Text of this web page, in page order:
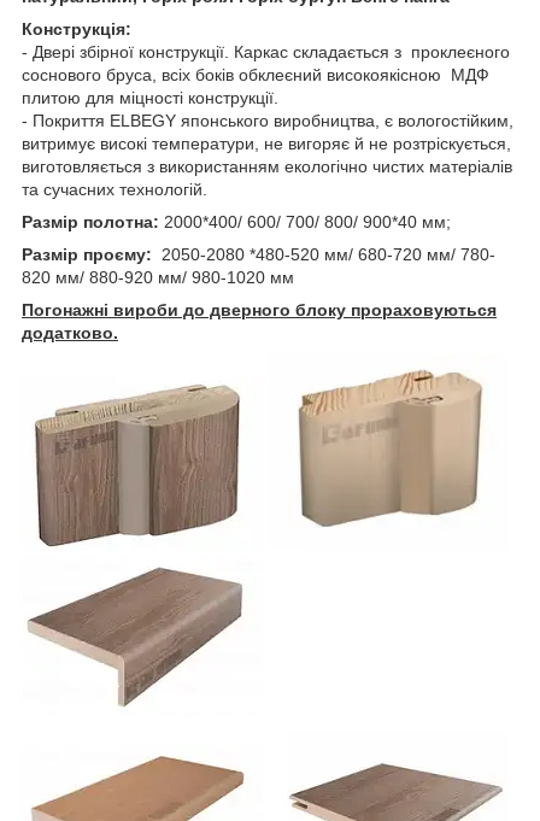
Конструкція:
- Двері збірної конструкції. Каркас складається з проклеєного
соснового бруса, всіх боків обклеєний високоякісною МДФ
плитою для міцності конструкції.
- Покриття ELBEGY японського виробництва, є вологостійким,
витримує високі температури, не вигоряє й не розтріскується,
виготовляється з використанням екологічно чистих матеріалів
та сучасних технологій.
Размір полотна: 2000*400/ 600/ 700/ 800/ 900*40 мм;
Размір проєму: 2050-2080 *480-520 мм/ 680-720 мм/ 780-
820 мм/ 880-920 мм/ 980-1020 мм
Погонажні вироби до дверного блоку прораховуються
додатково.